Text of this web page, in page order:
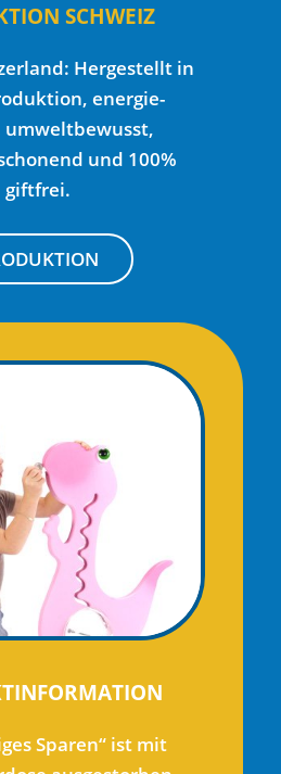
SCHWEIZ
Hergestellt in
energie-
und 100%
giftfrei.
Sparen“ ist mit